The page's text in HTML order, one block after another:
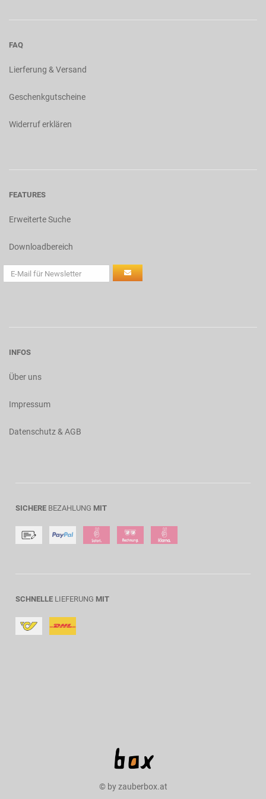
FAQ
Lierferung & Versand
Geschenkgutscheine
Widerruf erklären
FEATURES
Erweiterte Suche
Downloadbereich
INFOS
Über uns
Impressum
Datenschutz & AGB
SICHERE BEZAHLUNG MIT
SCHNELLE LIEFERUNG MIT
© by zauberbox.at